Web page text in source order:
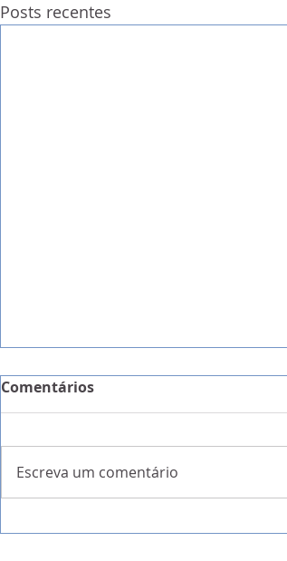
Posts recentes
Comentários
Escreva um comentário